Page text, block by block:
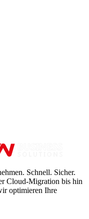
Schnell. Sicher.
Cloud-Migration bis hin
optimieren Ihre